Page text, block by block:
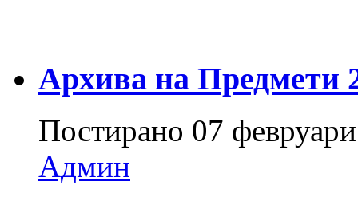
Архива на Предмети
Постирано 07
Админ